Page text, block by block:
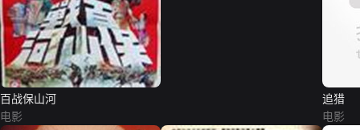
百战保山河
电影
追猎
电影